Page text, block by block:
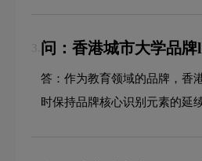
3. 问：香港城市大学品牌
答：作为教育领域的品牌，香
时保持品牌核心识别元素的延